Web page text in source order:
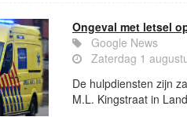
Ongeval met letsel
Google News
Zaterdag 1
De hulpdiensten zijn
M.L. Kingstraat in